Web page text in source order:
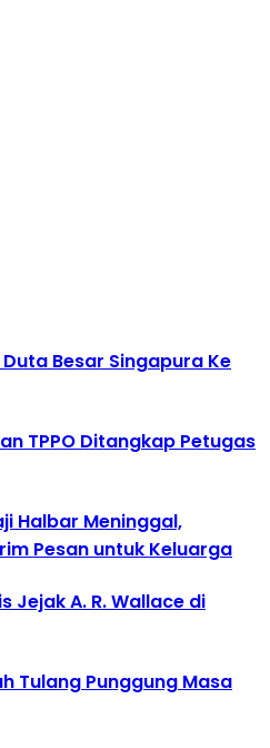
Besar Singapura Ke
TPPO Ditangkap Petugas
Halbar Meninggal,
Pesan untuk Keluarga
Jejak A. R. Wallace di
Tulang Punggung Masa